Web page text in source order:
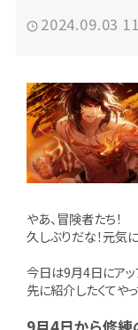
2024.09.03
やあ、冒険者たち！
久しぶりだな！元気
今日は9月4日にアッ
先に紹介したくてやっ